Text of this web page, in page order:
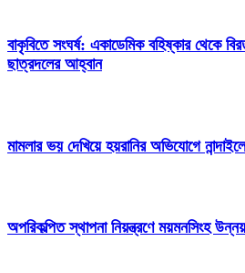
বাকৃবিতে সংঘর্ষ: একাডেমিক বহিষ্কার থেকে
ছাত্রদলের আহ্বান
মামলার ভয় দেখিয়ে হয়রানির অভিযোগে
অপরিকল্পিত স্থাপনা নিয়ন্ত্রণে ময়মনসিংহ